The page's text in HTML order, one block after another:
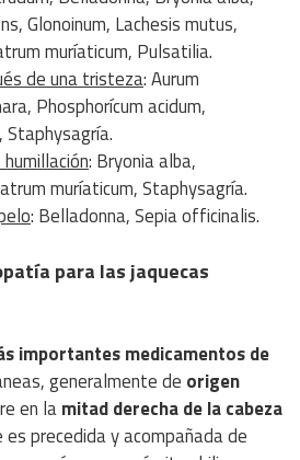
Glonoinum, Lachesis mutus,
muríaticum, Pulsatilia.
de una tristeza: Aurum
Phosphorícum acidum,
: Bryonia alba,
muríaticum, Staphysagría.
: Belladonna, Sepia officinalis.
para las jaquecas
importantes medicamentos de
generalmente de origen
en lamitad derecha de la cabeza
precedida y acompañada de